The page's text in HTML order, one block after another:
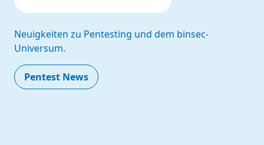
Neuigkeiten zu Pentesting und dem binsec-
Universum.
Pentest News